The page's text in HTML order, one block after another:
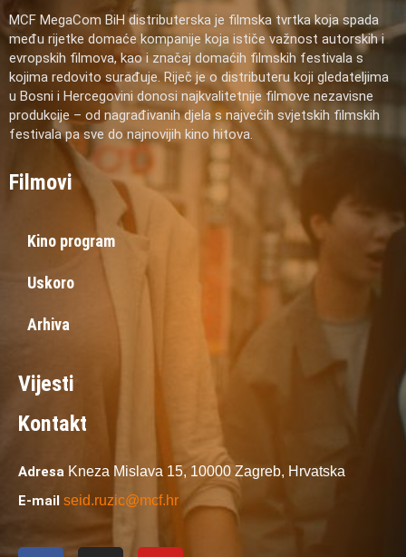
MCF MegaCom BiH distributerska je filmska tvrtka koja spada
među rijetke domaće kompanije koja ističe važnost autorskih i
evropskih filmova, kao i značaj domaćih filmskih festivala s
kojima redovito surađuje. Riječ je o distributeru koji gledateljima
u Bosni i Hercegovini donosi najkvalitetnije filmove nezavisne
produkcije – od nagrađivanih djela s najvećih svjetskih filmskih
festivala pa sve do najnovijih kino hitova.
Filmovi
Kino program
Uskoro
Arhiva
Vijesti
Kontakt
Adresa Kneza Mislava 15, 10000 Zagreb, Hrvatska
E-mail seid.ruzic@mcf.hr